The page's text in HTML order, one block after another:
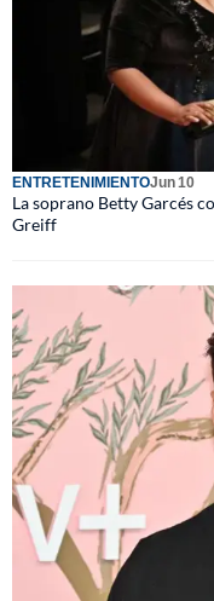
ENTRETENIMIENTOJun 10
La soprano Betty Garcés
Greiff